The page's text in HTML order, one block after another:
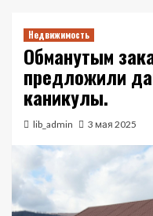
Недвижимость
Обманутым
предложили
каникулы.
lib_admin 3 мая 2025